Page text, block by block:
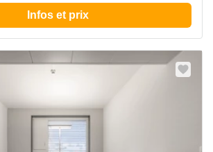
Infos et prix